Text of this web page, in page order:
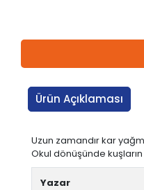
Ürün Açıklaması
Uzun zamandır kar
Okul dönüşünde
Yazar